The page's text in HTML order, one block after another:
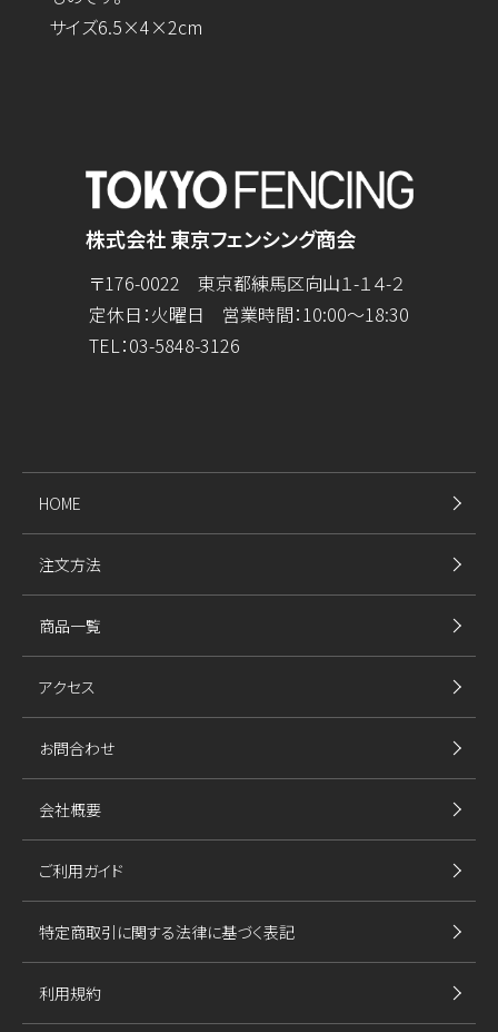
サイズ6.5×4×2cm
株式会社 東京フェンシング商会
〒176-0022 東京都練馬区向山１-１４-２
定休日：火曜日 営業時間：10:00～18:30
TEL：03-5848-3126
HOME
注文方法
商品一覧
アクセス
お問合わせ
会社概要
ご利用ガイド
特定商取引に関する法律に基づく表記
利用規約